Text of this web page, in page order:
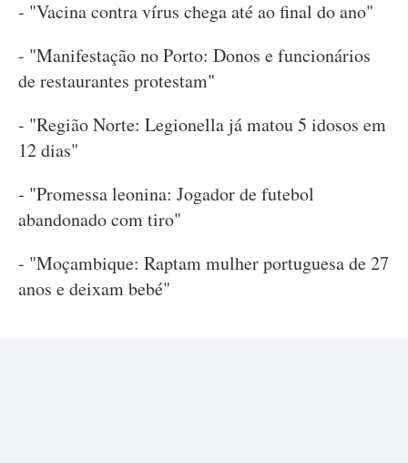
- "Vacina contra vírus chega até ao final do ano"
- "Manifestação no Porto: Donos e funcionários
de restaurantes protestam"
- "Região Norte: Legionella já matou 5 idosos em
12 dias"
- "Promessa leonina: Jogador de futebol
abandonado com tiro"
- "Moçambique: Raptam mulher portuguesa de 27
anos e deixam bebé"